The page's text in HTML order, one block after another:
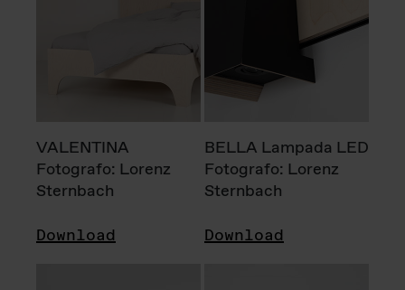
VALENTINA
Fotografo: Lorenz
Sternbach
Download
BELLA Lampada LED
Fotografo: Lorenz
Sternbach
Download